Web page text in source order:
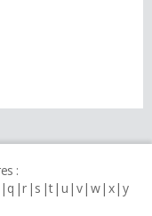
:
q r s t u v w x y